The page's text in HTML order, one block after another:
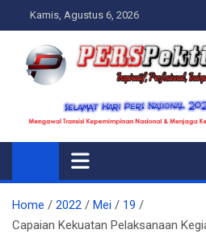
to
content
Kamis, Agustus 6, 2026
Perspektif.today
Ispiratif Profesional Independen
Home 2022 Mei
19
Capaian Kekuatan Pelaksanaan